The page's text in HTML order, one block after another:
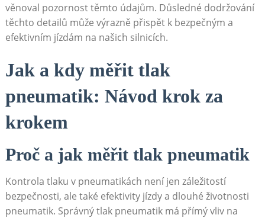
věnoval pozornost těmto údajům. Důsledné dodržování
těchto detailů může výrazně přispět‌ k bezpečným a
efektivním jízdám na našich silnicích.
Jak a kdy měřit tlak
pneumatik: Návod krok za
krokem
Proč a jak měřit tlak pneumatik
Kontrola tlaku v pneumatikách není‌ jen záležitostí
bezpečnosti, ale také efektivity jízdy a dlouhé životnosti
pneumatik. Správný tlak pneumatik má přímý vliv na